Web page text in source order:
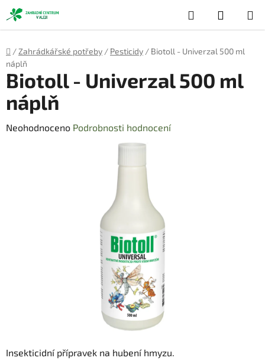
Přejít
na
obsah
Hledat
KOŠÍK
Domů
/ Zahrádkářské potřeby / Pesticidy / Biotoll - Univerzal 500 ml
náplň
Insekticidní přípravek na hubení hmyzu.
Biotoll - Univerzal 500 ml
náplň
Průměrné
Neohodnoceno Podrobnosti hodnocení